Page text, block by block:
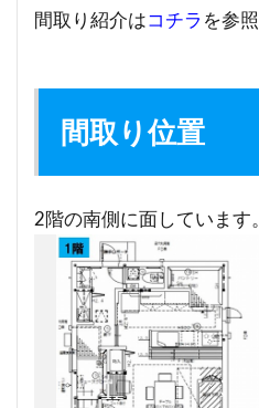
間取り紹介はコチラ を参
間取り位置
2階の南側に面しています。